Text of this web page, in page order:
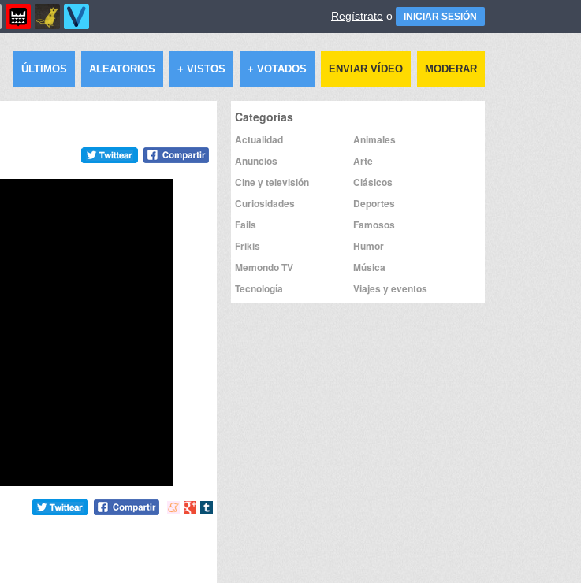
Regístrate o INICIAR SESIÓN
ÚLTIMOS ALEATORIOS + VISTOS + VOTADOS ENVIAR VÍDEO MODERAR
Compartir
Compartir
Compartir
Categorías
Actualidad
Animales
Anuncios
Arte
Cine y televisión
Clásicos
Curiosidades
Deportes
Fails
Famosos
Frikis
Humor
Memondo TV
Música
Tecnología
Viajes y eventos